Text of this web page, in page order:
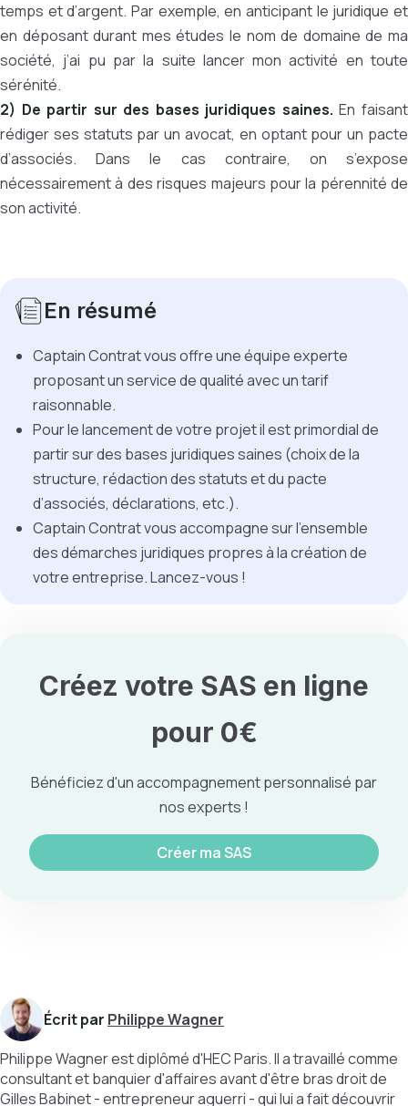
temps et d’argent. Par exemple, en anticipant le juridique et
en déposant durant mes études le nom de domaine de ma
société, j’ai pu par la suite lancer mon activité en toute
sérénité.
2) De partir sur des bases juridiques saines.En faisant
rédiger ses statuts par un avocat, en optant pour un pacte
d’associés. Dans le cas contraire, on s’expose
nécessairement à des risques majeurs pour la pérennité de
son activité.
En résumé
Captain Contrat vous offre une équipe experte
proposant un service de qualité avec un tarif
raisonnable.
Pour le lancement de votre projet il est primordial de
partir sur des bases juridiques saines (choix de la
structure, rédaction des statuts et du pacte
d’associés, déclarations, etc.).
Captain Contrat vous accompagne sur l’ensemble
des démarches juridiques propres à la création de
votre entreprise. Lancez-vous !
Créez votre SAS en ligne
pour 0€
Bénéficiez d'un accompagnement personnalisé par
nos experts !
Créer ma SAS
Écrit par Philippe Wagner
Philippe Wagner est diplômé d'HEC Paris. Il a travaillé comme
consultant et banquier d'affaires avant d'être bras droit de
Gilles Babinet - entrepreneur aguerri - qui lui a fait découvrir